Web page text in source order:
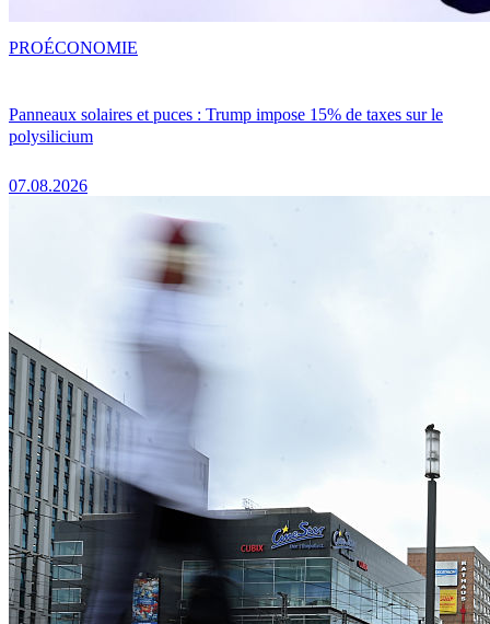
Panneaux solaires et puces : Trump impose 15% de taxes sur le
polysilicium
07.08.2026
PROÉCONOMIE